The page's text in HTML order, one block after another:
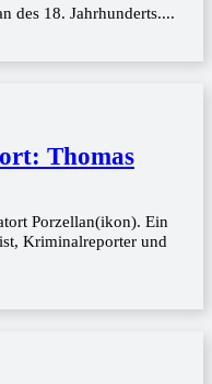
des 18. Jahrhunderts....
Thomas
Porzellan(ikon). Ein
Kriminalreporter und